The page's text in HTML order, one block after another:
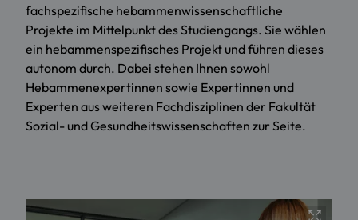
fachspezifische hebammenwissenschaftliche
Projekte im Mittelpunkt des Studiengangs. Sie wählen
ein hebammenspezifisches Projekt und führen dieses
autonom durch. Dabei stehen Ihnen sowohl
Hebammenexpertinnen sowie Expertinnen und
Experten aus weiteren Fachdisziplinen der Fakultät
Sozial- und Gesundheitswissenschaften zur Seite.